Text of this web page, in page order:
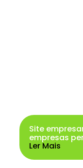
Site
empresas
Ler Mais